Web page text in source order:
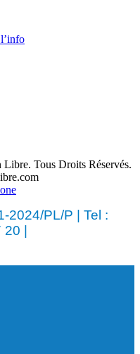
Tous Droits Réservés.
2024/PL/P | Tel :
|